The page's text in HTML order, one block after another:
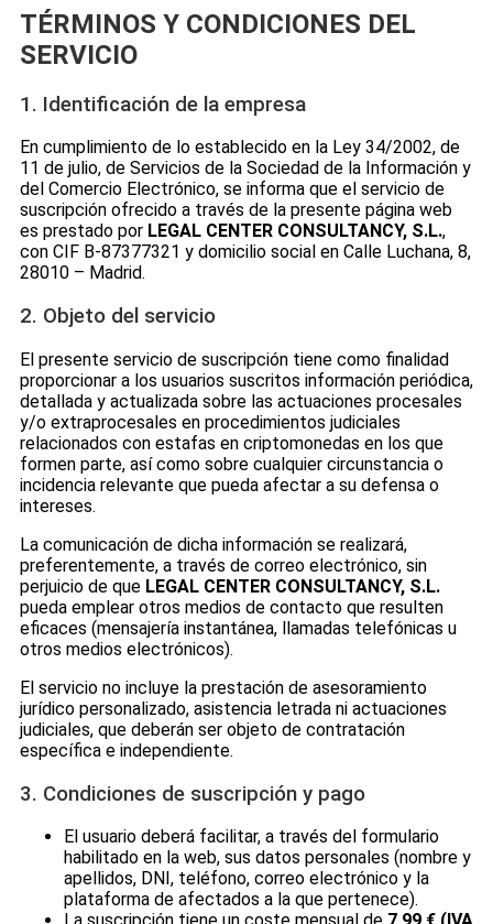
TÉRMINOS Y CONDICIONES DEL
SERVICIO
1. Identificación de la empresa
En cumplimiento de lo establecido en la Ley 34/2002, de
11 de julio, de Servicios de la Sociedad de la Información y
del Comercio Electrónico, se informa que el servicio de
suscripción ofrecido a través de la presente página web
es prestado por LEGAL CENTER CONSULTANCY, S.L.,
con CIF B-87377321 y domicilio social en Calle Luchana, 8,
28010 – Madrid.
2. Objeto del servicio
El presente servicio de suscripción tiene como finalidad
proporcionar a los usuarios suscritos información periódica,
detallada y actualizada sobre las actuaciones procesales
y/o extraprocesales en procedimientos judiciales
relacionados con estafas en criptomonedas en los que
formen parte, así como sobre cualquier circunstancia o
incidencia relevante que pueda afectar a su defensa o
intereses.
La comunicación de dicha información se realizará,
preferentemente, a través de correo electrónico, sin
perjuicio de que LEGAL CENTER CONSULTANCY, S.L.
pueda emplear otros medios de contacto que resulten
eficaces (mensajería instantánea, llamadas telefónicas u
otros medios electrónicos).
El servicio no incluye la prestación de asesoramiento
jurídico personalizado, asistencia letrada ni actuaciones
judiciales, que deberán ser objeto de contratación
específica e independiente.
3. Condiciones de suscripción y pago
El usuario deberá facilitar, a través del formulario
habilitado en la web, sus datos personales (nombre y
apellidos, DNI, teléfono, correo electrónico y la
plataforma de afectados a la que pertenece).